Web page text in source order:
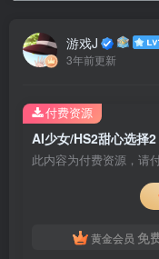
游戏J
3年前更新
AI少女/HS2甜心选择
此内容为付费资源，请
黄金会员 免
付费资源